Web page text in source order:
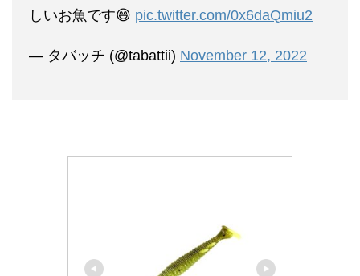
しいお魚です😄 pic.twitter.com/0x6daQmiu2
— タバッチ (@tabattii) November 12, 2022